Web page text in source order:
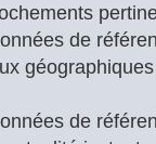
de
de